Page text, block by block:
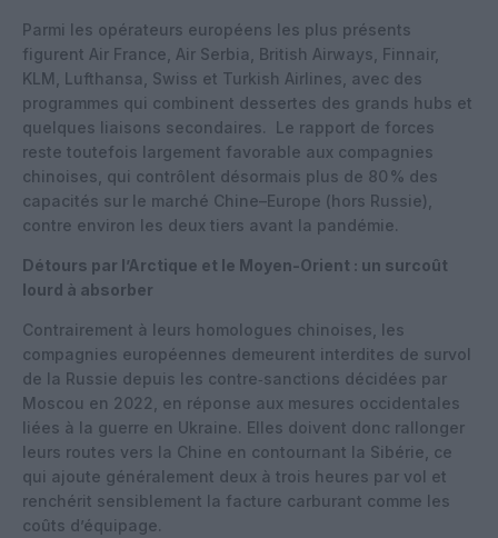
Parmi les opérateurs européens les plus présents
figurent Air France, Air Serbia, British Airways, Finnair,
KLM, Lufthansa, Swiss et Turkish Airlines, avec des
programmes qui combinent dessertes des grands hubs et
quelques liaisons secondaires.
Le rapport de forces
reste toutefois largement favorable aux compagnies
chinoises, qui contrôlent désormais plus de 80 % des
capacités sur le marché Chine–Europe (hors Russie),
contre environ les deux tiers avant la pandémie.
Détours par l’Arctique et le Moyen-Orient : un surcoût
lourd à absorber
Contrairement à leurs homologues chinoises, les
compagnies européennes demeurent interdites de survol
de la Russie depuis les contre‑sanctions décidées par
Moscou en 2022, en réponse aux mesures occidentales
liées à la guerre en Ukraine. Elles doivent donc rallonger
leurs routes vers la Chine en contournant la Sibérie, ce
qui ajoute généralement deux à trois heures par vol et
renchérit sensiblement la facture carburant comme les
coûts d’équipage.